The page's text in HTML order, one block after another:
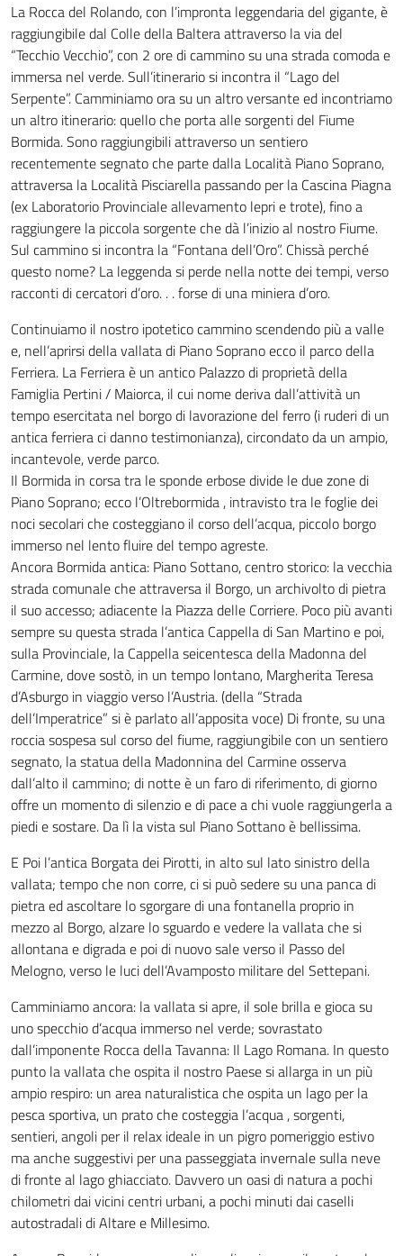
La Rocca del Rolando, con l’impronta leggendaria del gigante, è
raggiungibile dal Colle della Baltera attraverso la via del
“Tecchio Vecchio”, con 2 ore di cammino su una strada comoda e
immersa nel verde. Sull’itinerario si incontra il “Lago del
Serpente”. Camminiamo ora su un altro versante ed incontriamo
un altro itinerario: quello che porta alle sorgenti del Fiume
Bormida. Sono raggiungibili attraverso un sentiero
recentemente segnato che parte dalla Località Piano Soprano,
attraversa la Località Pisciarella passando per la Cascina Piagna
(ex Laboratorio Provinciale allevamento lepri e trote), fino a
raggiungere la piccola sorgente che dà l’inizio al nostro Fiume.
Sul cammino si incontra la “Fontana dell’Oro”. Chissà perché
questo nome? La leggenda si perde nella notte dei tempi, verso
racconti di cercatori d’oro. . . forse di una miniera d’oro.
Continuiamo il nostro ipotetico cammino scendendo più a valle
e, nell’aprirsi della vallata di Piano Soprano ecco il parco della
Ferriera. La Ferriera è un antico Palazzo di proprietà della
Famiglia Pertini / Maiorca, il cui nome deriva dall’attività un
tempo esercitata nel borgo di lavorazione del ferro (i ruderi di un
antica ferriera ci danno testimonianza), circondato da un ampio,
incantevole, verde parco.
Il Bormida in corsa tra le sponde erbose divide le due zone di
Piano Soprano; ecco l’Oltrebormida , intravisto tra le foglie dei
noci secolari che costeggiano il corso dell’acqua, piccolo borgo
immerso nel lento fluire del tempo agreste.
Ancora Bormida antica: Piano Sottano, centro storico: la vecchia
strada comunale che attraversa il Borgo, un archivolto di pietra
il suo accesso; adiacente la Piazza delle Corriere. Poco più avanti
sempre su questa strada l’antica Cappella di San Martino e poi,
sulla Provinciale, la Cappella seicentesca della Madonna del
Carmine, dove sostò, in un tempo lontano, Margherita Teresa
d’Asburgo in viaggio verso l’Austria. (della “Strada
dell’Imperatrice” si è parlato all’apposita voce) Di fronte, su una
roccia sospesa sul corso del fiume, raggiungibile con un sentiero
segnato, la statua della Madonnina del Carmine osserva
dall’alto il cammino; di notte è un faro di riferimento, di giorno
offre un momento di silenzio e di pace a chi vuole raggiungerla a
piedi e sostare. Da lì la vista sul Piano Sottano è bellissima.
E Poi l’antica Borgata dei Pirotti, in alto sul lato sinistro della
vallata; tempo che non corre, ci si può sedere su una panca di
pietra ed ascoltare lo sgorgare di una fontanella proprio in
mezzo al Borgo, alzare lo sguardo e vedere la vallata che si
allontana e digrada e poi di nuovo sale verso il Passo del
Melogno, verso le luci dell’Avamposto militare del Settepani.
Camminiamo ancora: la vallata si apre, il sole brilla e gioca su
uno specchio d’acqua immerso nel verde; sovrastato
dall’imponente Rocca della Tavanna: Il Lago Romana. In questo
punto la vallata che ospita il nostro Paese si allarga in un più
ampio respiro: un area naturalistica che ospita un lago per la
pesca sportiva, un prato che costeggia l’acqua , sorgenti,
sentieri, angoli per il relax ideale in un pigro pomeriggio estivo
ma anche suggestivi per una passeggiata invernale sulla neve
di fronte al lago ghiacciato. Davvero un oasi di natura a pochi
chilometri dai vicini centri urbani, a pochi minuti dai caselli
autostradali di Altare e Millesimo.